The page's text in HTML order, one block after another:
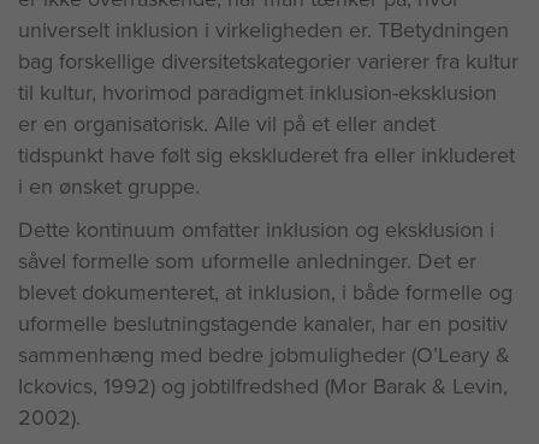
universelt inklusion i virkeligheden er. TBetydningen
bag forskellige diversitetskategorier varierer fra kultur
til kultur, hvorimod paradigmet inklusion-eksklusion
er en organisatorisk. Alle vil på et eller andet
tidspunkt have følt sig ekskluderet fra eller inkluderet
i en ønsket gruppe.
Dette kontinuum omfatter inklusion og eksklusion i
såvel formelle som uformelle anledninger. Det er
blevet dokumenteret, at inklusion, i både formelle og
uformelle beslutningstagende kanaler, har en positiv
sammenhæng med bedre jobmuligheder (O’Leary &
Ickovics, 1992) og jobtilfredshed (Mor Barak & Levin,
2002).